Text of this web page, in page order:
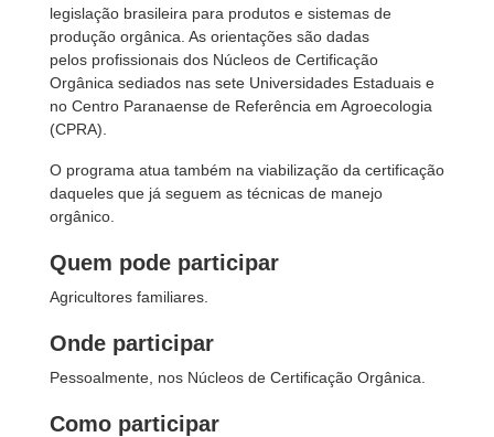
legislação brasileira para produtos e sistemas de
produção orgânica. As orientações são dadas
pelos profissionais dos Núcleos de Certificação
Orgânica sediados nas sete Universidades Estaduais e
no Centro Paranaense de Referência em Agroecologia
(CPRA).
O programa atua também na viabilização da certificação
daqueles que já seguem as técnicas de manejo
orgânico.
Quem pode participar
Agricultores familiares.
Onde participar
Pessoalmente, nos Núcleos de Certificação Orgânica.
Como participar